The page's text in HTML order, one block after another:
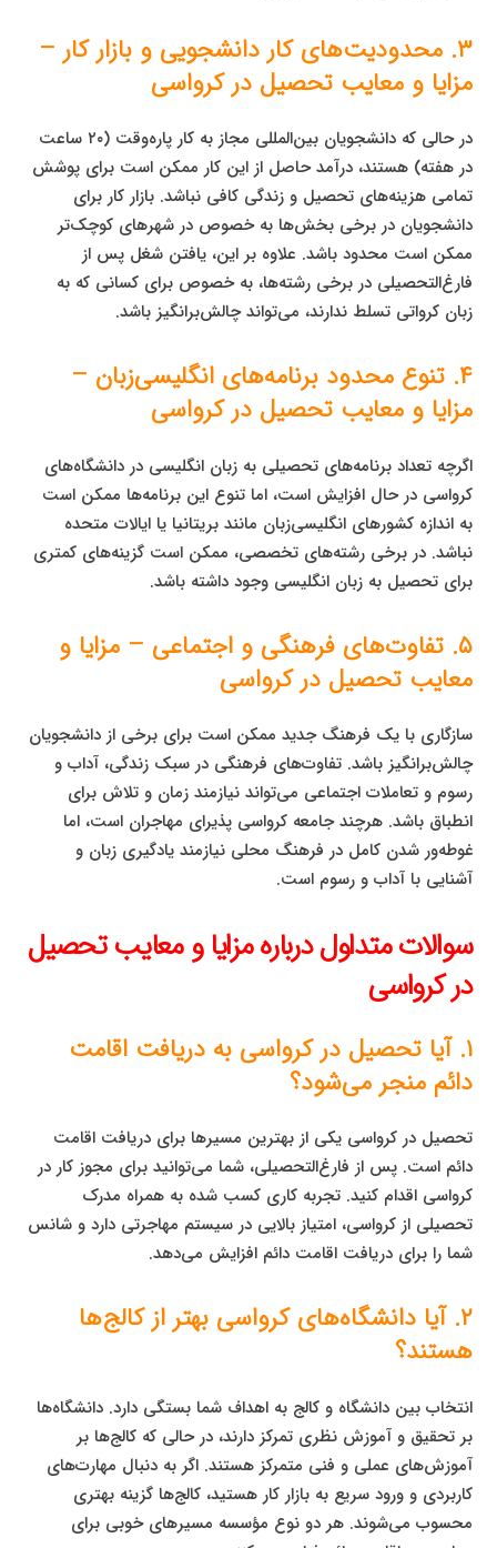
۳. محدودیت‌های کار دانشجویی و بازار کار –
مزایا و معایب تحصیل در کرواسی
در حالی که دانشجویان بین‌المللی مجاز به کار پاره‌وقت (۲۰ ساعت
در هفته) هستند، درآمد حاصل از این کار ممکن است برای پوشش
تمامی هزینه‌های تحصیل و زندگی کافی نباشد. بازار کار برای
دانشجویان در برخی بخش‌ها به خصوص در شهرهای کوچک‌تر
ممکن است محدود باشد. علاوه بر این، یافتن شغل پس از
فارغ‌التحصیلی در برخی رشته‌ها، به خصوص برای کسانی که به
زبان کرواتی تسلط ندارند، می‌تواند چالش‌برانگیز باشد.
۴. تنوع محدود برنامه‌های انگلیسی‌زبان –
مزایا و معایب تحصیل در کرواسی
اگرچه تعداد برنامه‌های تحصیلی به زبان انگلیسی در دانشگاه‌های
کرواسی در حال افزایش است، اما تنوع این برنامه‌ها ممکن است
به اندازه کشورهای انگلیسی‌زبان مانند بریتانیا یا ایالات متحده
نباشد. در برخی رشته‌های تخصصی، ممکن است گزینه‌های کمتری
برای تحصیل به زبان انگلیسی وجود داشته باشد.
۵. تفاوت‌های فرهنگی و اجتماعی – مزایا و
معایب تحصیل در کرواسی
سازگاری با یک فرهنگ جدید ممکن است برای برخی از دانشجویان
چالش‌برانگیز باشد. تفاوت‌های فرهنگی در سبک زندگی، آداب و
رسوم و تعاملات اجتماعی می‌تواند نیازمند زمان و تلاش برای
انطباق باشد. هرچند جامعه کرواسی پذیرای مهاجران است، اما
غوطه‌ور شدن کامل در فرهنگ محلی نیازمند یادگیری زبان و
آشنایی با آداب و رسوم است.
سوالات متداول درباره مزایا و معایب تحصیل
در کرواسی
۱. آیا تحصیل در کرواسی به دریافت اقامت
دائم منجر می‌شود؟
تحصیل در کرواسی یکی از بهترین مسیرها برای دریافت اقامت
دائم است. پس از فارغ‌التحصیلی، شما می‌توانید برای مجوز کار در
کرواسی اقدام کنید. تجربه کاری کسب شده به همراه مدرک
تحصیلی از کرواسی، امتیاز بالایی در سیستم مهاجرتی دارد و شانس
شما را برای دریافت اقامت دائم افزایش می‌دهد.
۲. آیا دانشگاه‌های کرواسی بهتر از کالج‌ها
هستند؟
انتخاب بین دانشگاه و کالج به اهداف شما بستگی دارد. دانشگاه‌ها
بر تحقیق و آموزش نظری تمرکز دارند، در حالی که کالج‌ها بر
آموزش‌های عملی و فنی متمرکز هستند. اگر به دنبال مهارت‌های
کاربردی و ورود سریع به بازار کار هستید، کالج‌ها گزینه بهتری
محسوب می‌شوند. هر دو نوع مؤسسه مسیرهای خوبی برای